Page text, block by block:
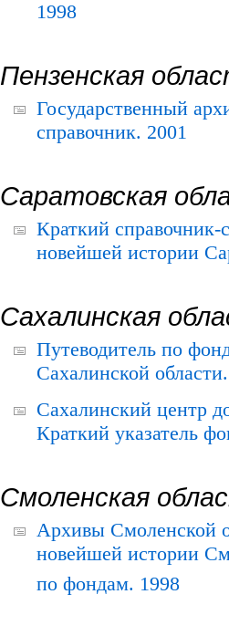
1998
Пензенская
Государственный
справочник. 2001
Саратовская
Краткий
новейшей истории
Сахалинская
Путеводитель по
Сахалинской
Сахалинский центр
Краткий указатель
Смоленская
Архивы Смоленской
новейшей истории
по фондам. 1998